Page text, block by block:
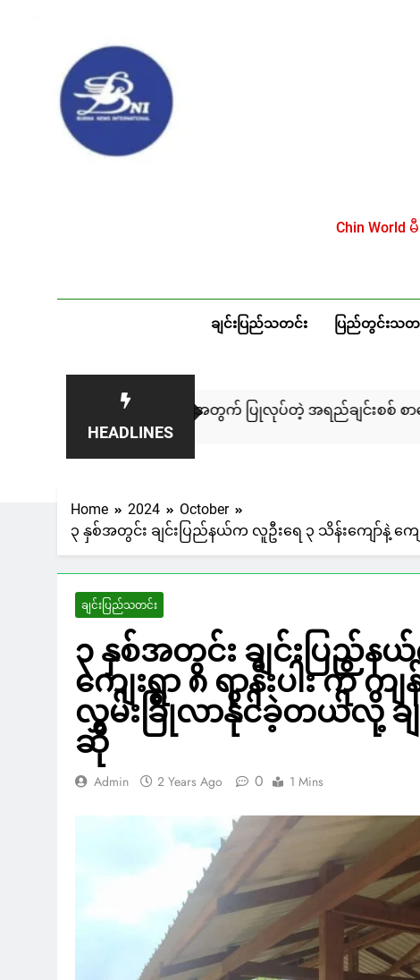
Chin
ချင်းပြည်သတင်း ပြည်တွင်းသတ
HEADLINES
ကလေးတွေအတွက် ပြုလုပ်တဲ့ အရည်ချင်းစစ် စာမေးပွဲ (
Home 2024
October
၃ နှစ်အတွင်း ချင်းပြည်နယ်က လူဦးရေ ၃ သိန်းကျော်နဲ့ ကျ
ချင်းပြည်သတင်း
၃ နှစ်အတွင်း ချင်းပြည်န
ကျေးရွာ ၈ ရာနီးပါး ကို က
လွှမ်းခြုံလာနိုင်ခဲ့တယ်လို့ ချ
ဆို
Admin 2 Years Ago 0 1 Mins